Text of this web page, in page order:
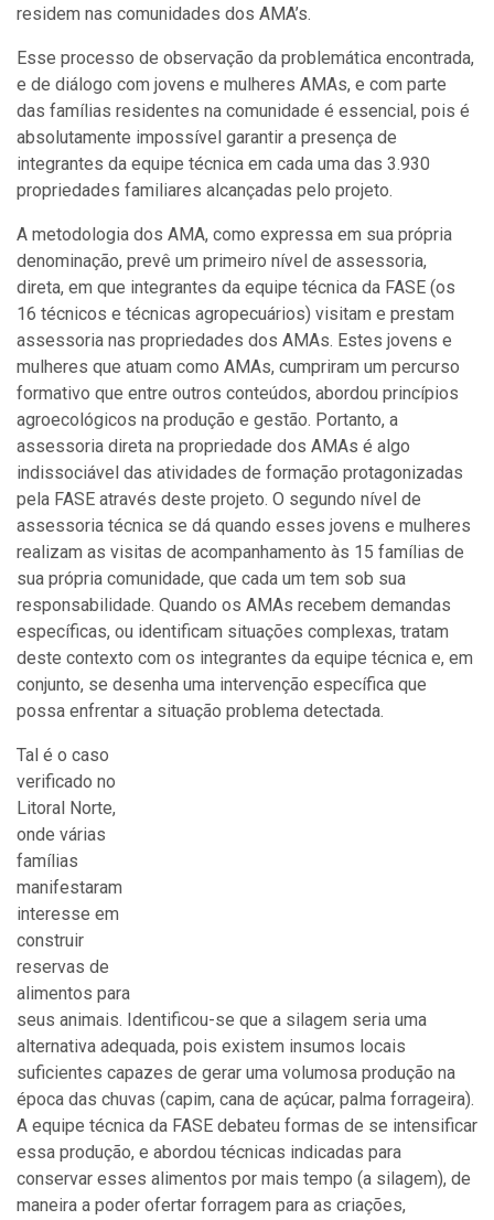
residem nas comunidades dos AMA’s.
Esse processo de observação da problemática encontrada,
e de diálogo com jovens e mulheres AMAs, e com parte
das famílias residentes na comunidade é essencial, pois é
absolutamente impossível garantir a presença de
integrantes da equipe técnica em cada uma das 3.930
propriedades familiares alcançadas pelo projeto.
A metodologia dos AMA, como expressa em sua própria
denominação, prevê um primeiro nível de assessoria,
direta, em que integrantes da equipe técnica da FASE (os
16 técnicos e técnicas agropecuários) visitam e prestam
assessoria nas propriedades dos AMAs. Estes jovens e
mulheres que atuam como AMAs, cumpriram um percurso
formativo que entre outros conteúdos, abordou princípios
agroecológicos na produção e gestão. Portanto, a
assessoria direta na propriedade dos AMAs é algo
indissociável das atividades de formação protagonizadas
pela FASE através deste projeto. O segundo nível de
assessoria técnica se dá quando esses jovens e mulheres
realizam as visitas de acompanhamento às 15 famílias de
sua própria comunidade, que cada um tem sob sua
responsabilidade. Quando os AMAs recebem demandas
específicas, ou identificam situações complexas, tratam
deste contexto com os integrantes da equipe técnica e, em
conjunto, se desenha uma intervenção específica que
possa enfrentar a situação problema detectada.
Tal é o caso
verificado no
Litoral Norte,
onde várias
famílias
manifestaram
interesse em
construir
reservas de
alimentos para
seus animais. Identificou-se que a silagem seria uma
alternativa adequada, pois existem insumos locais
suficientes capazes de gerar uma volumosa produção na
época das chuvas (capim, cana de açúcar, palma forrageira).
A equipe técnica da FASE debateu formas de se intensificar
essa produção, e abordou técnicas indicadas para
conservar esses alimentos por mais tempo (a silagem), de
maneira a poder ofertar forragem para as criações,